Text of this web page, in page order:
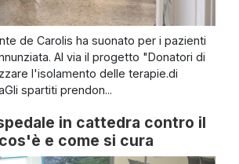
de Carolis ha suonato per i pazienti
Al via il progetto "Donatori di
l'isolamento delle terapie.di
spartiti prendon...
in cattedra contro il
e come si cura